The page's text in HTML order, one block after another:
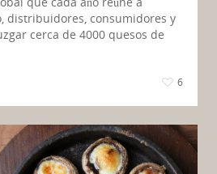
distribuidores, consumidores y
cerca de 4000 quesos de
6